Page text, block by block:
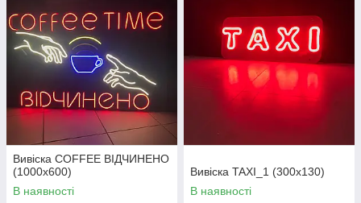
Вивіска COFFEE ВІДЧИНЕНО
(1000х600)
В наявності
Вивіска TAXI_1 (300х130)
В наявності